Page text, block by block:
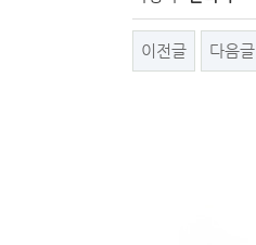
이전글 다음글